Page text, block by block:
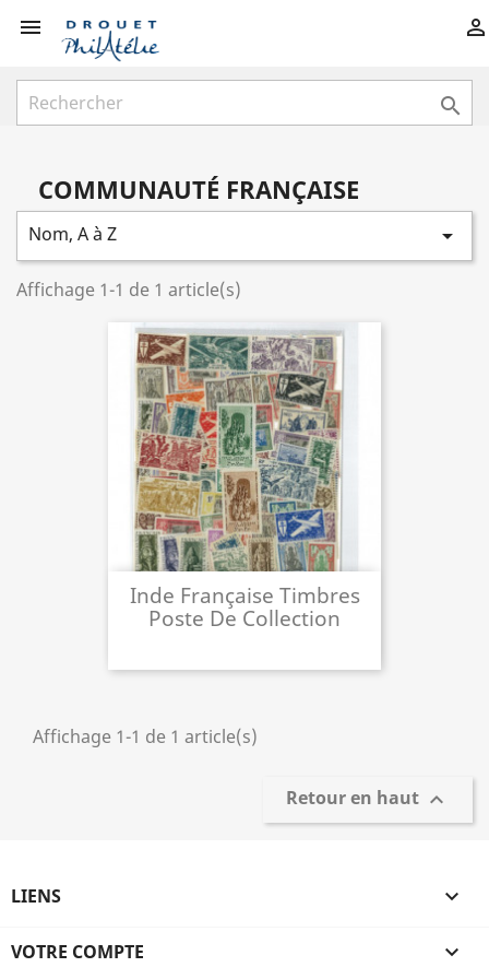
 

COMMUNAUTÉ FRANÇAISE
Nom, A à Z 
Affichage 1-1 de 1 article(s)
Inde Française Timbres
Poste De Collection
Affichage 1-1 de 1 article(s)
Retour en haut 
LIENS 
VOTRE COMPTE 